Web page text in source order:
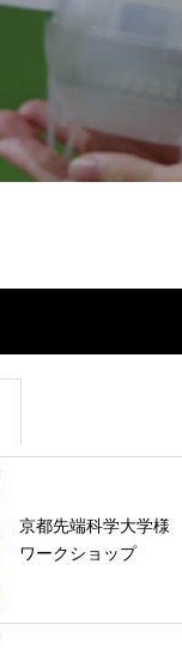
京都先端科学大学様
ワークショップ